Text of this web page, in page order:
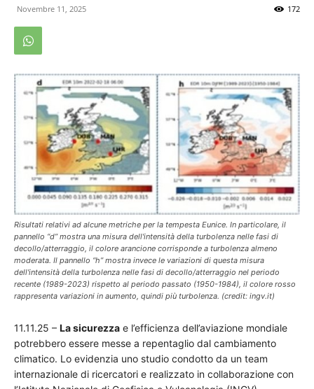
Novembre 11, 2025 172
Risultati relativi ad alcune metriche per la tempesta Eunice. In particolare, il
pannello “d” mostra una misura dell'intensità della turbolenza nelle fasi di
decollo/atterraggio, il colore arancione corrisponde a turbolenza almeno
moderata. Il pannello “h” mostra invece le variazioni di questa misura
dell'intensità della turbolenza nelle fasi di decollo/atterraggio nel periodo
recente (1989-2023) rispetto al periodo passato (1950-1984), il colore rosso
rappresenta variazioni in aumento, quindi più turbolenza. (credit: ingv.it)
11.11.25 – La sicurezza e l’efficienza dell’aviazione mondiale
potrebbero essere messe a repentaglio dal cambiamento
climatico. Lo evidenzia uno studio condotto da un team
internazionale di ricercatori e realizzato in collaborazione con